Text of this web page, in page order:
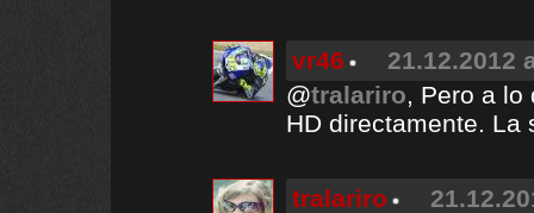
vr46
21.12.2012
@tralariro, Pero a lo
HD directamente. La
tralariro